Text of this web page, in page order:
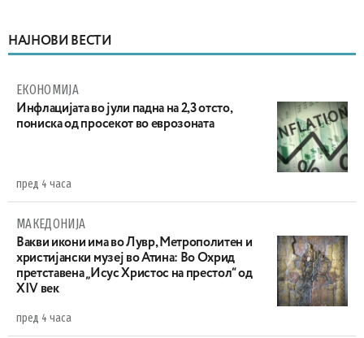
НАЈНОВИ ВЕСТИ
ЕКОНОМИЈА
Инфлацијата во јули падна на 2,3 отсто,
пониска од просекот во еврозоната
пред 4 часа
МАКЕДОНИЈА
Вакви икони има во Лувр, Метрополитен и
христијански музеј во Атина: Во Охрид
претставена „Исус Христос на престол“ од
XIV век
пред 4 часа